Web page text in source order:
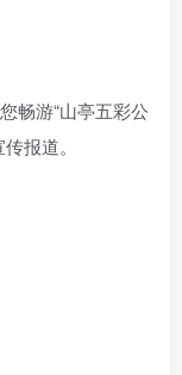
畅游“山亭五彩公
报道。